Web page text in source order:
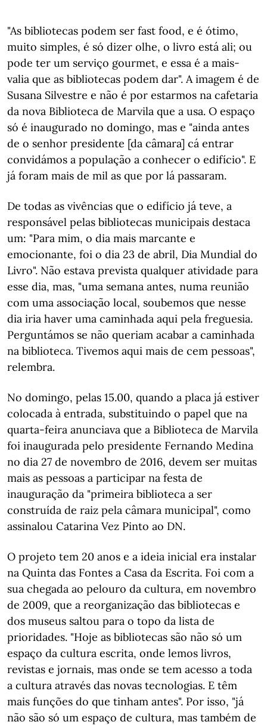
"As bibliotecas podem ser fast food, e é ótimo,
muito simples, é só dizer olhe, o livro está ali; ou
pode ter um serviço gourmet, e essa é a mais-
valia que as bibliotecas podem dar". A imagem é de
Susana Silvestre e não é por estarmos na cafetaria
da nova Biblioteca de Marvila que a usa. O espaço
só é inaugurado no domingo, mas e "ainda antes
de o senhor presidente [da câmara] cá entrar
convidámos a população a conhecer o edifício". E
já foram mais de mil as que por lá passaram.
De todas as vivências que o edifício já teve, a
responsável pelas bibliotecas municipais destaca
um: "Para mim, o dia mais marcante e
emocionante, foi o dia 23 de abril, Dia Mundial do
Livro". Não estava prevista qualquer atividade para
esse dia, mas, "uma semana antes, numa reunião
com uma associação local, soubemos que nesse
dia iria haver uma caminhada aqui pela freguesia.
Perguntámos se não queriam acabar a caminhada
na biblioteca. Tivemos aqui mais de cem pessoas",
relembra.
No domingo, pelas 15.00, quando a placa já estiver
colocada à entrada, substituindo o papel que na
quarta-feira anunciava que a Biblioteca de Marvila
foi inaugurada pelo presidente Fernando Medina
no dia 27 de novembro de 2016, devem ser muitas
mais as pessoas a participar na festa de
inauguração da "primeira biblioteca a ser
construída de raiz pela câmara municipal", como
assinalou Catarina Vez Pinto ao DN.
O projeto tem 20 anos e a ideia inicial era instalar
na Quinta das Fontes a Casa da Escrita. Foi com a
sua chegada ao pelouro da cultura, em novembro
de 2009, que a reorganização das bibliotecas e
dos museus saltou para o topo da lista de
prioridades. "Hoje as bibliotecas são não só um
espaço da cultura escrita, onde lemos livros,
revistas e jornais, mas onde se tem acesso a toda
a cultura através das novas tecnologias. E têm
mais funções do que tinham antes". Por isso, "já
não são só um espaço de cultura, mas também de